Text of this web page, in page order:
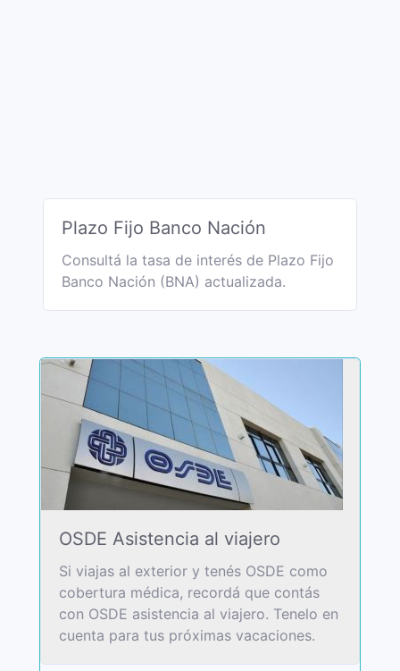
Plazo Fijo Banco Nación
Consultá la tasa de interés de Plazo Fijo
Banco Nación (BNA) actualizada.
OSDE Asistencia al viajero
Si viajas al exterior y tenés OSDE como
cobertura médica, recordá que contás
con OSDE asistencia al viajero. Tenelo en
cuenta para tus próximas vacaciones.